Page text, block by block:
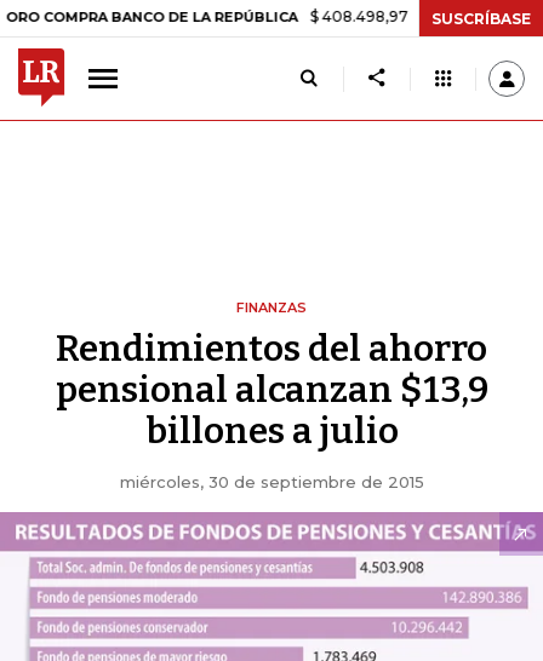
BANCO DE LA REPÚBLICA $ 408.498,97 +$ 8.753,81 +2,19%
SUSCRÍBASE
FINANZAS
Rendimientos del ahorro
pensional alcanzan $13,9
billones a julio
miércoles, 30 de septiembre de 2015